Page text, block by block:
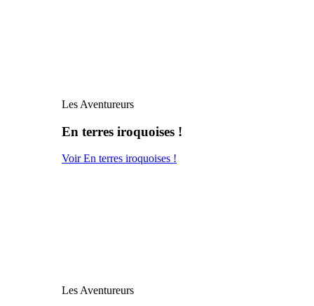
Les Aventureurs
En terres iroquoises !
Voir En terres iroquoises !
Les Aventureurs